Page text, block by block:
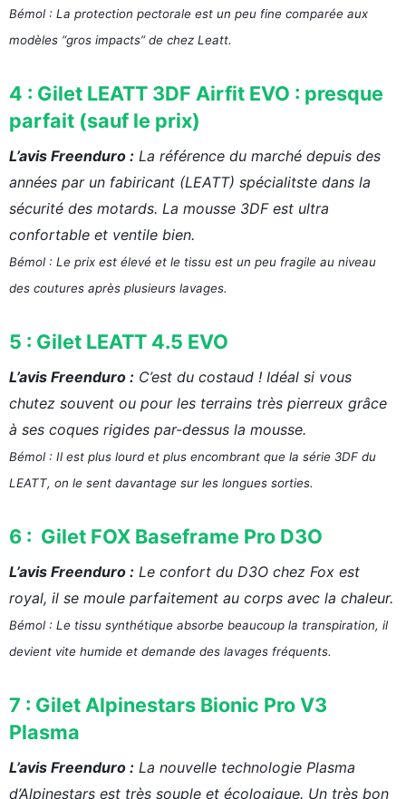
Bémol : La protection pectorale est un peu fine comparée aux
modèles “gros impacts” de chez Leatt.
4 : Gilet LEATT 3DF Airfit EVO : presque
parfait (sauf le prix)
L’avis Freenduro : La référence du marché depuis des
années par un fabiricant (LEATT) spécialitste dans la
sécurité des motards. La mousse 3DF est ultra
confortable et ventile bien.
Bémol : Le prix est élevé et le tissu est un peu fragile au niveau
des coutures après plusieurs lavages.
5 : Gilet LEATT 4.5 EVO
L’avis Freenduro : C’est du costaud ! Idéal si vous
chutez souvent ou pour les terrains très pierreux grâce
à ses coques rigides par-dessus la mousse.
Bémol : Il est plus lourd et plus encombrant que la série 3DF du
LEATT, on le sent davantage sur les longues sorties.
6 : Gilet FOX Baseframe Pro D3O
L’avis Freenduro : Le confort du D3O chez Fox est
royal, il se moule parfaitement au corps avec la chaleur.
Bémol : Le tissu synthétique absorbe beaucoup la transpiration, il
devient vite humide et demande des lavages fréquents.
7 : Gilet Alpinestars Bionic Pro V3
Plasma
L’avis Freenduro : La nouvelle technologie Plasma
d’Alpinestars est très souple et écologique. Un très bon